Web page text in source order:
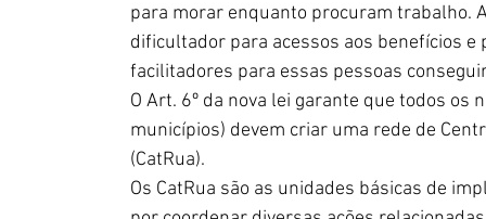
para morar enquanto procuram trabalho.
dificultador para acessos aos benefícios
facilitadores para essas pessoas
O Art. 6º da nova lei garante que todos os
municípios) devem criar uma rede de
(CatRua).
Os CatRua são as unidades básicas de